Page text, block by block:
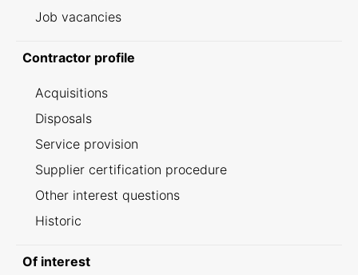
Job vacancies
Contractor profile
Acquisitions
Disposals
Service provision
Supplier certification procedure
Other interest questions
Historic
Of interest